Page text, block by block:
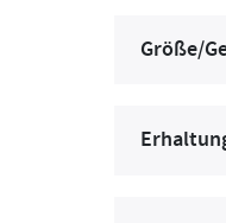
Größe/